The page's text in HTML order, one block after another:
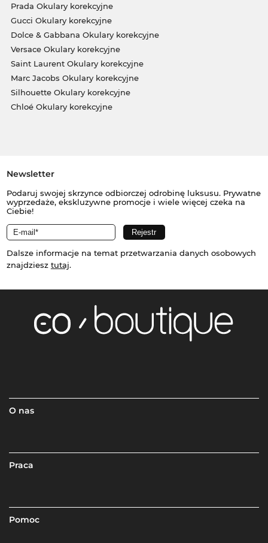
Prada Okulary korekcyjne
Gucci Okulary korekcyjne
Dolce & Gabbana Okulary korekcyjne
Versace Okulary korekcyjne
Saint Laurent Okulary korekcyjne
Marc Jacobs Okulary korekcyjne
Silhouette Okulary korekcyjne
Chloé Okulary korekcyjne
Newsletter
Podaruj swojej skrzynce odbiorczej odrobinę luksusu. Prywatne
wyprzedaże, ekskluzywne promocje i wiele więcej czeka na
Ciebie!
Dalsze informacje na temat przetwarzania danych osobowych
znajdziesz tutaj.
O nas
Praca
Pomoc